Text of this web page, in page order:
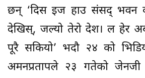
छन् ‘दिस इज हाउ संसद् भवन
देखिस्, जल्यो तेरो देश। ल हेर
पूरै सकियो’ भदौ २४ को
अमनप्रतापले २३ गतेको जेनजी